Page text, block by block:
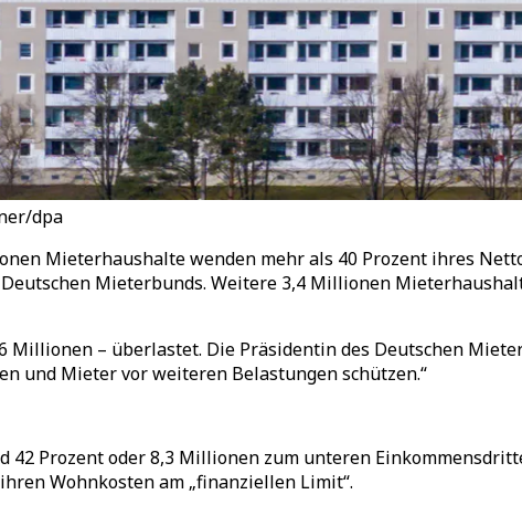
dpa
Mieterhaushalte wenden mehr als 40 Prozent ihres
Mieterbunds. Weitere 3,4 Millionen
Millionen – überlastet. Die Präsidentin des Deutschen
und Mieter vor weiteren Belastungen schützen.“
Prozent oder 8,3 Millionen zum unteren
Wohnkosten am „finanziellen Limit“.